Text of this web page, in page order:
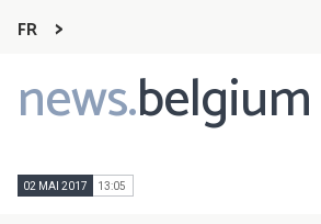
FR
news.belgium
Main
navigation
02 MAI 2017 13:05